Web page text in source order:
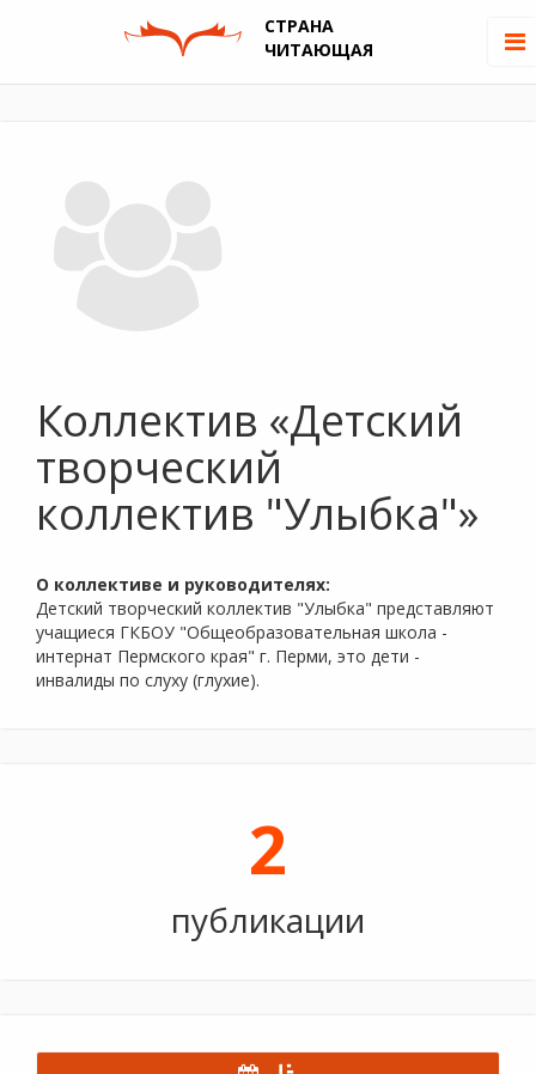
СТРАНА
ЧИТАЮЩАЯ
Коллектив «Детский
творческий
коллектив "Улыбка"»
О коллективе и руководителях:
Детский творческий коллектив "Улыбка" представляют
учащиеся ГКБОУ "Общеобразовательная школа -
интернат Пермского края" г. Перми, это дети -
инвалиды по слуху (глухие).
2
публикации